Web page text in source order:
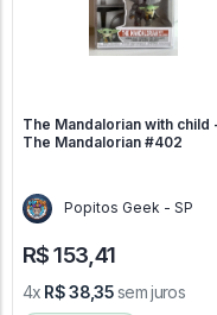
The Mandalorian with child
The Mandalorian #402
Popitos Geek - SP
R$ 153,41
4x R$ 38,35sem juros